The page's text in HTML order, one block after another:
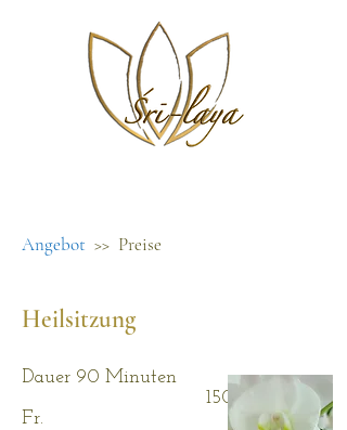
Angebot >> Preise
Heilsitzung
Dauer 90 Minuten
150
Fr.